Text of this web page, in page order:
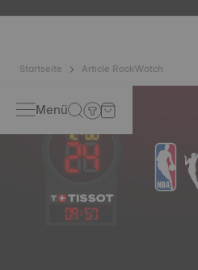
Startseite Article RockWatch
Menü
09:57